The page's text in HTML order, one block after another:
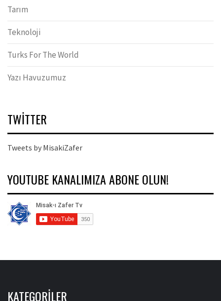
Tarım
Teknoloji
Turks For The World
Yazı Havuzumuz
TWITTER
Tweets by MisakiZafer
YOUTUBE KANALIMIZA ABONE OLUN!
KATEGORILER